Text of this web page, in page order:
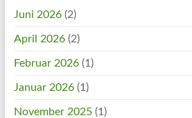
Juni 2026(2)
April 2026(2)
Februar 2026(1)
Januar 2026(1)
November 2025(1)